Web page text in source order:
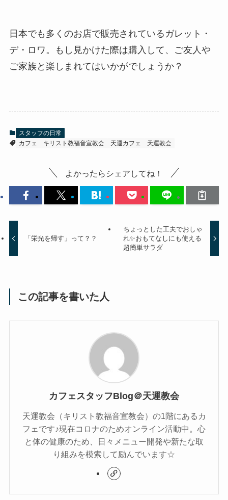
日本でも多くのお店で販売されているガレット・
デ・ロワ。もし見かけた際は購入して、ご友人や
ご家族と楽しまれてはいかがでしょうか？
スタッフの日常
カフェ
キリスト教福音宣教会 天運カフェ 天運教会
よかったらシェアしてね！
「栄光を帰す」って？？
ちょっとした工夫でおしゃ
れ✨おもてなしにも使える
超簡単サラダ
この記事を書いた人
カフェスタッフBlog＠天運教会
天運教会（キリスト教福音宣教会）の1階にあるカ
フェです♪現在コロナのためオンライン活動中。心
と体の健康のため、日々メニュー開発や新たな取
り組みを模索して励んでいます☆